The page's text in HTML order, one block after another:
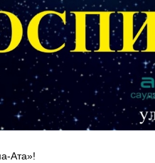
Ата»!